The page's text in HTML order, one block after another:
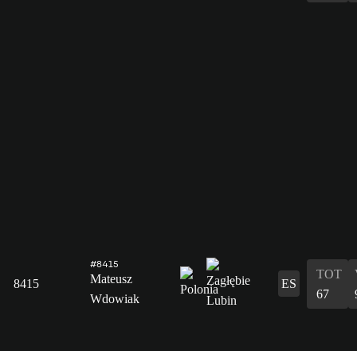
8415
#8415
Mateusz
Wdowiak
ES
TOT
67